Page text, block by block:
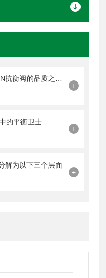
+
的平衡卫士
+
解为以下三个层面
+